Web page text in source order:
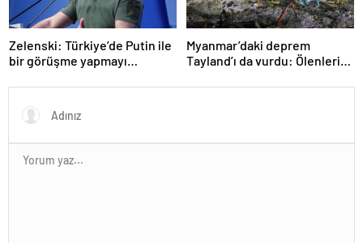
Zelenski: Türkiye’de Putin ile
bir görüşme yapmayı
Myanmar’daki deprem
Tayland’ı da vurdu: Ölenlerin